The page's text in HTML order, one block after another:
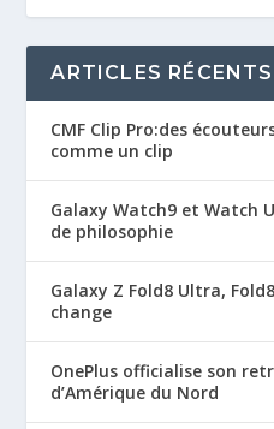
ARTICLES RÉCENTS
CMF Clip Pro:des
comme un clip
Galaxy Watch9 et Watch
de philosophie
Galaxy Z Fold8 Ultra,
change
OnePlus officialise son
d’Amérique du Nord